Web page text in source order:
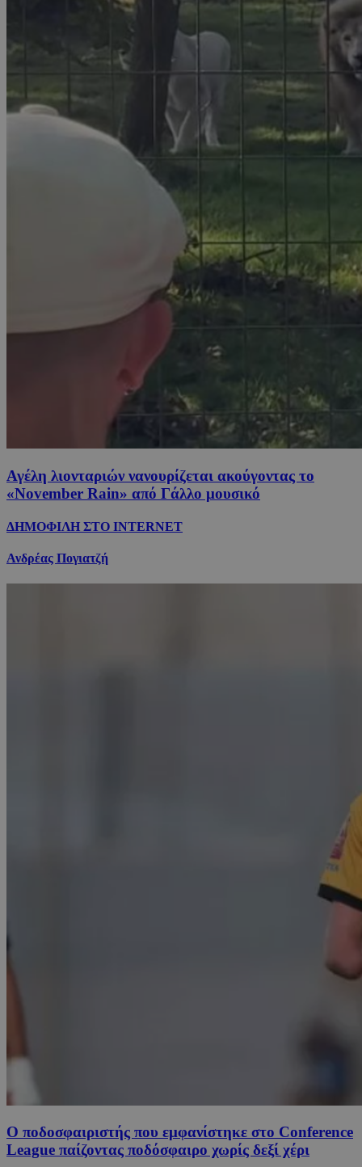
Αγέλη λιονταριών νανουρίζεται ακούγοντας το
«November Rain» από Γάλλο μουσικό
ΔΗΜΟΦΙΛΗ ΣΤΟ INTERNET
Ανδρέας Πογιατζή
Ο ποδοσφαιριστής που εμφανίστηκε στο Conference
League παίζοντας ποδόσφαιρο χωρίς δεξί χέρι